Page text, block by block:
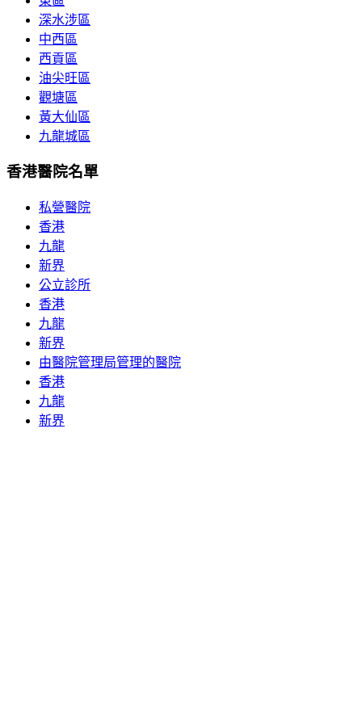
深水涉區
中西區
西貢區
油尖旺區
觀塘區
黃大仙區
九龍城區
香港醫院名單
私營醫院
香港
九龍
新界
公立診所
香港
九龍
新界
由醫院管理局管理的醫院
香港
九龍
新界